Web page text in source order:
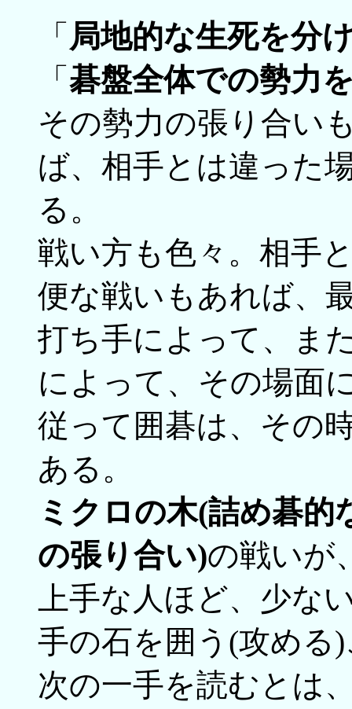
「 局地的な生死を分
「 碁盤全体での勢力
その勢力の張り合い
ば、相手とは違った
る。
戦い方も色々。相手
便な戦いもあれば、
打ち手によって、ま
によって、その場面
従って囲碁は、その
ある。
ミクロの木(詰め碁的
の張り合い)の戦いが
上手な人ほど、少な
手の石を囲う(攻める
次の一手を読むとは